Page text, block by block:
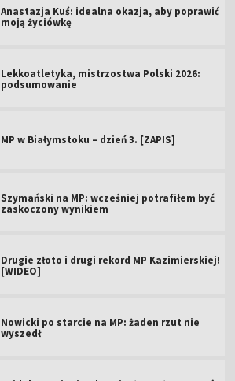
Anastazja Kuś: idealna okazja, aby poprawić
moją życiówkę
Lekkoatletyka, mistrzostwa Polski 2026:
podsumowanie
MP w Białymstoku – dzień 3. [ZAPIS]
Szymański na MP: wcześniej potrafiłem być
zaskoczony wynikiem
Drugie złoto i drugi rekord MP Kazimierskiej!
[WIDEO]
Nowicki po starcie na MP: żaden rzut nie
wyszedł